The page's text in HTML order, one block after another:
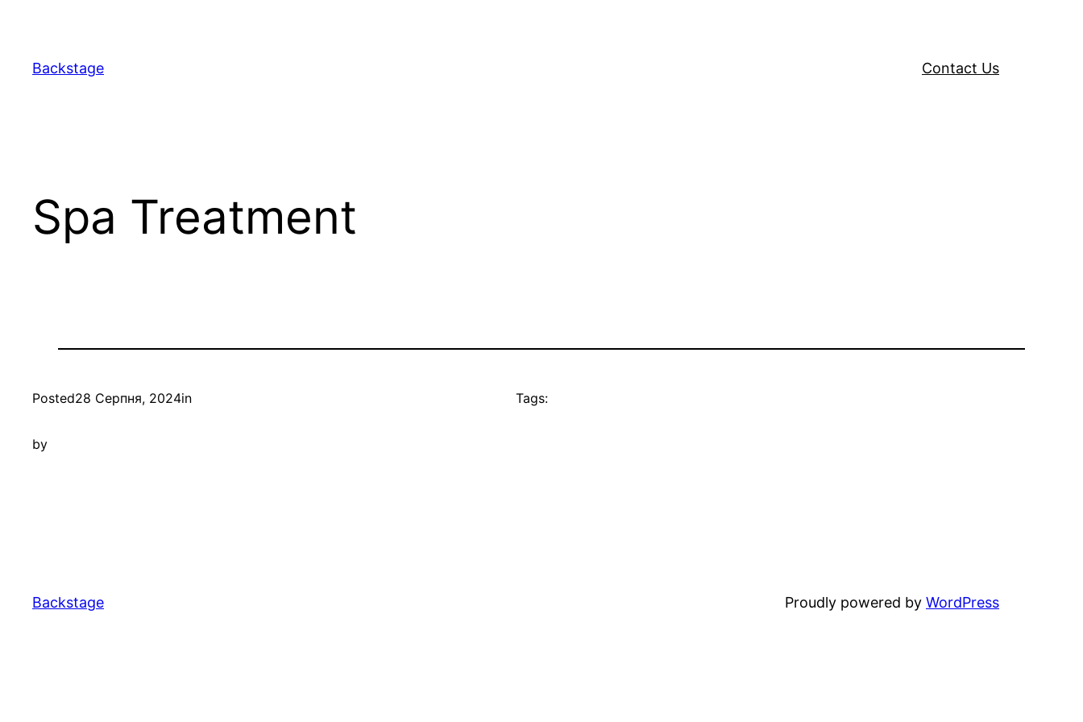
вмістуBackstage Contact Us
Spa Treatment
Posted28 Серпня, 2024in
by
Tags:
Backstage Proudly powered by WordPress